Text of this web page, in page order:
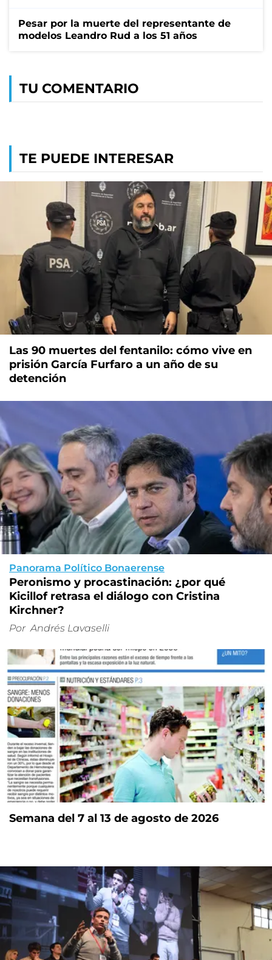
Pesar por la muerte del representante de
modelos Leandro Rud a los 51 años
TU COMENTARIO
TE PUEDE INTERESAR
Las 90 muertes del fentanilo: cómo vive en
prisión García Furfaro a un año de su
detención
Panorama Político Bonaerense
Peronismo y procastinación: ¿por qué
Kicillof retrasa el diálogo con Cristina
Kirchner?
Por Andrés Lavaselli
Semana del 7 al 13 de agosto de 2026